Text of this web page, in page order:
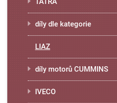
díly dle kategorie
LIAZ
díly motorů CUMMINS
IVECO